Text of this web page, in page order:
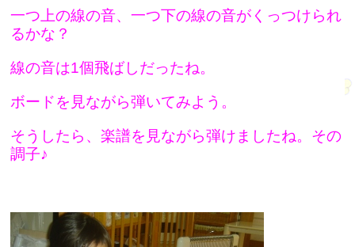
一つ上の線の音、一つ下の線の音がくっつけられ
るかな？
線の音は1個飛ばしだったね。
ボードを見ながら弾いてみよう。
そうしたら、楽譜を見ながら弾けましたね。その
調子♪